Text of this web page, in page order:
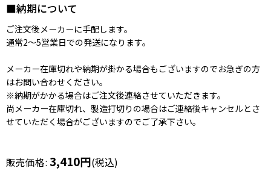
■納期について
ご注文後メーカーに手配します。
通常2〜5営業日での発送になります。
メーカー在庫切れや納期が掛かる場合もございますのでお急ぎの方
はお問い合わせください。
※納期がかかる場合はご注文後連絡させていただきます。
尚メーカー在庫切れ、製造打切りの場合はご連絡後キャンセルとさ
せていただく場合がございますのでご了承下さい。
販売価格: 3,410円(税込)